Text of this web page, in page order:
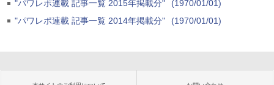
"パワレポ連載 記事一覧 2015年掲載分"
(1970/01/01)
"パワレポ連載 記事一覧 2014年掲載分"
(1970/01/01)